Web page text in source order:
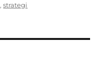
,strategi